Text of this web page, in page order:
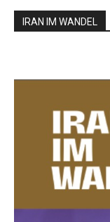
IRAN IM WANDEL